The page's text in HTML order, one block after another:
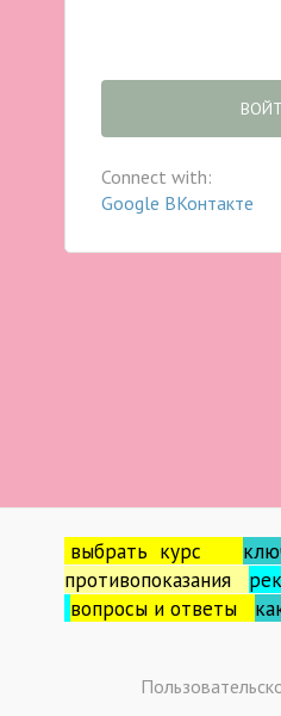
Connect with:
Google ВКонтакте
выбрать курс
противопоказания
вопросы и ответы